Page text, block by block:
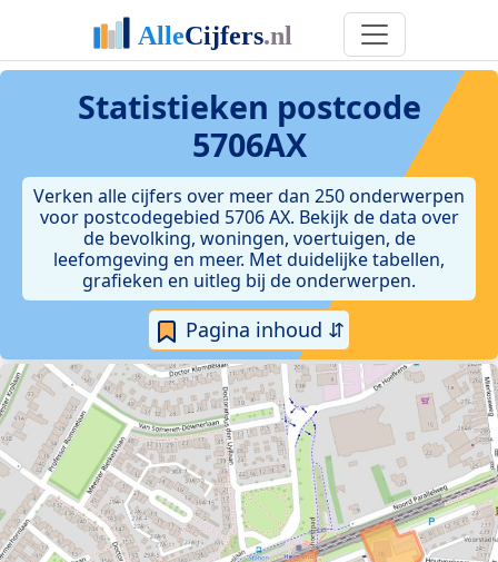
Statistieken postcode
5706AX
Verken alle cijfers over meer dan 250 onderwerpen
voor postcodegebied 5706 AX. Bekijk de data over
de bevolking, woningen, voertuigen, de
leefomgeving en meer. Met duidelijke tabellen,
grafieken en uitleg bij de onderwerpen.
Pagina inhoud ⇵